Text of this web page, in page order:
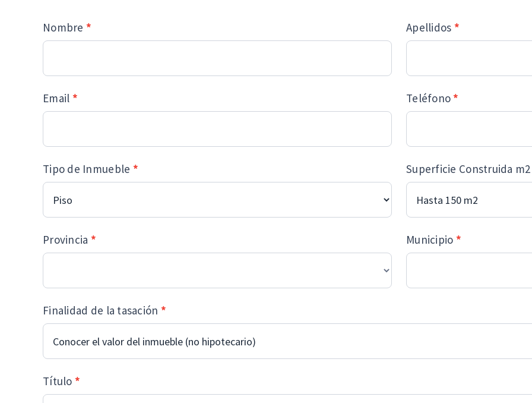
Formulario
2026
Nombre * Apellidos *
Email * Teléfono *
Tipo de Inmueble * Superficie Construida
Provincia * Municipio *
Finalidad de la tasación *
Título *